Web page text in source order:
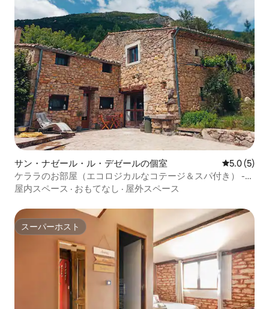
サン・ナゼール・ル・デゼールの個室 レビュー5
5.0 (5)
ケララのお部屋（エコロジカルなコテージ＆スパ付き） -
ドローム
屋内スペース · おもてなし · 屋外スペース
スーパーホスト
スーパーホスト